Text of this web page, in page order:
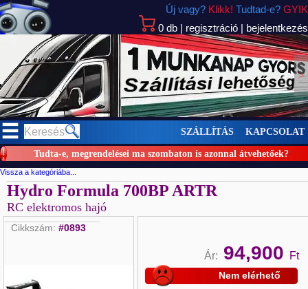
0 db | regisztráció | bejelentkezés
Új vagy? Klikk! Tudtad-e? GYIK
>
Tudta-e, megrendelései ma szombaton is azonnal átvehetőek?
SZÁLLÍTÁS KAPCSOLAT
Vissza a kategóriába...
Hydro Formula 700BP ARTR
RC elektromos hajó
Cikkszám: #0893
Ár: 94,900 Ft
Nem elérhető